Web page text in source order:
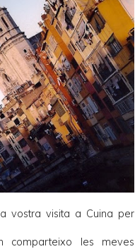
vostra visita a Cuina per
comparteixo les meves